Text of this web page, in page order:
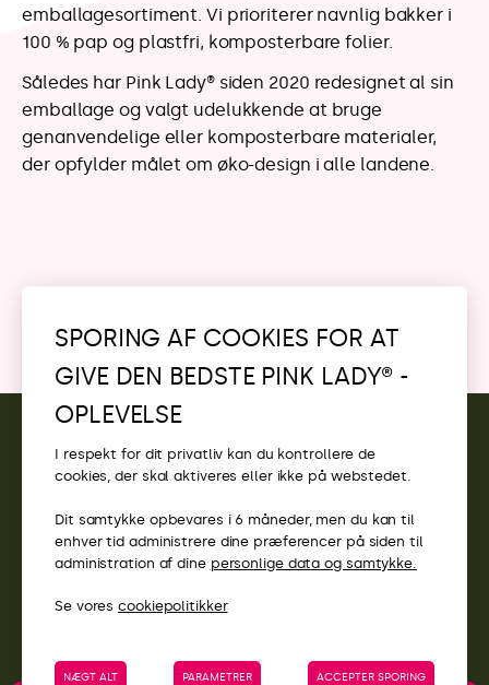
Således har Pink Lady® siden 2020 redesignet al sin
emballage og valgt udelukkende at bruge
genanvendelige eller komposterbare materialer,
der opfylder målet om øko-design i alle landene.
KONTAKT
ADGANG
SPORING AF COOKIES FOR AT
GIVE DEN BEDSTE PINK LADY® -
OPLEVELSE
I respekt for dit privatliv kan du kontrollere de
cookies, der skal aktiveres eller ikke på webstedet.
Dit samtykke opbevares i 6 måneder, men du kan til
enhver tid administrere dine præferencer på siden til
administration af dine personlige data og samtykke.
Se vorescookiepolitikker
NÆGT ALT PARAMETRER ACCEPTER SPORING